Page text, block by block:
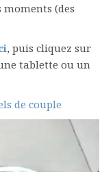
(des
, puis cliquez sur
tablette ou un
de couple